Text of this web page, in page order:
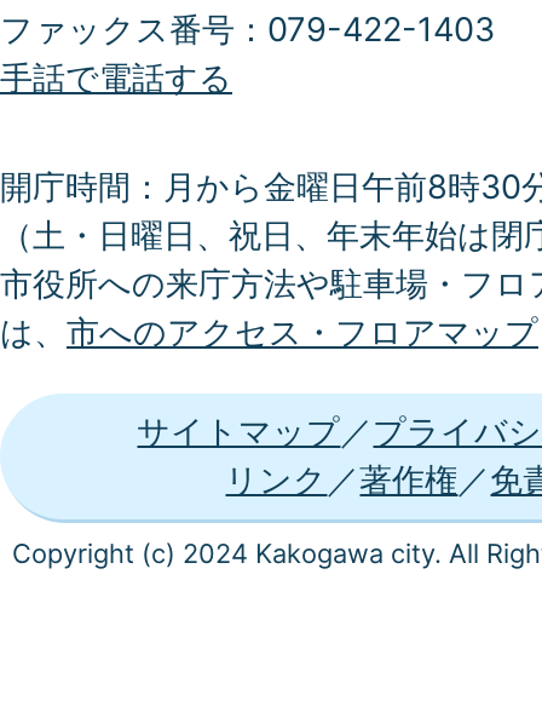
ファックス番号：079-422-1403
手話で電話する
開庁時間：月から金曜日午前8時30
（土・日曜日、祝日、年末年始は閉
市役所への来庁方法や駐車場・フ
は、 市へのアクセス・フロアマップ
サイトマップ
プライバ
リンク
著作権 免
Copyright (c) 2024 Kakogawa city. All